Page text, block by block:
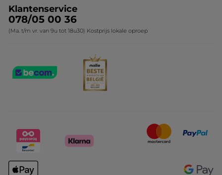
Klantenservice
078/05 00 36
(Ma. t/m vr. van 9u tot 18u30) Kostprijs lokale oproep